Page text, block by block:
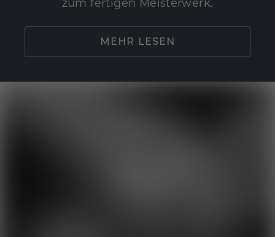
zum fertigen Meisterwerk.
MEHR LESEN